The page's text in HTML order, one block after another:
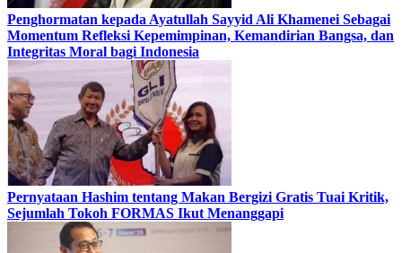
Penghormatan kepada Ayatullah Sayyid Ali Khamenei Sebagai
Momentum Refleksi Kepemimpinan, Kemandirian Bangsa, dan
Integritas Moral bagi Indonesia
Pernyataan Hashim tentang Makan Bergizi Gratis Tuai Kritik,
Sejumlah Tokoh FORMAS Ikut Menanggapi